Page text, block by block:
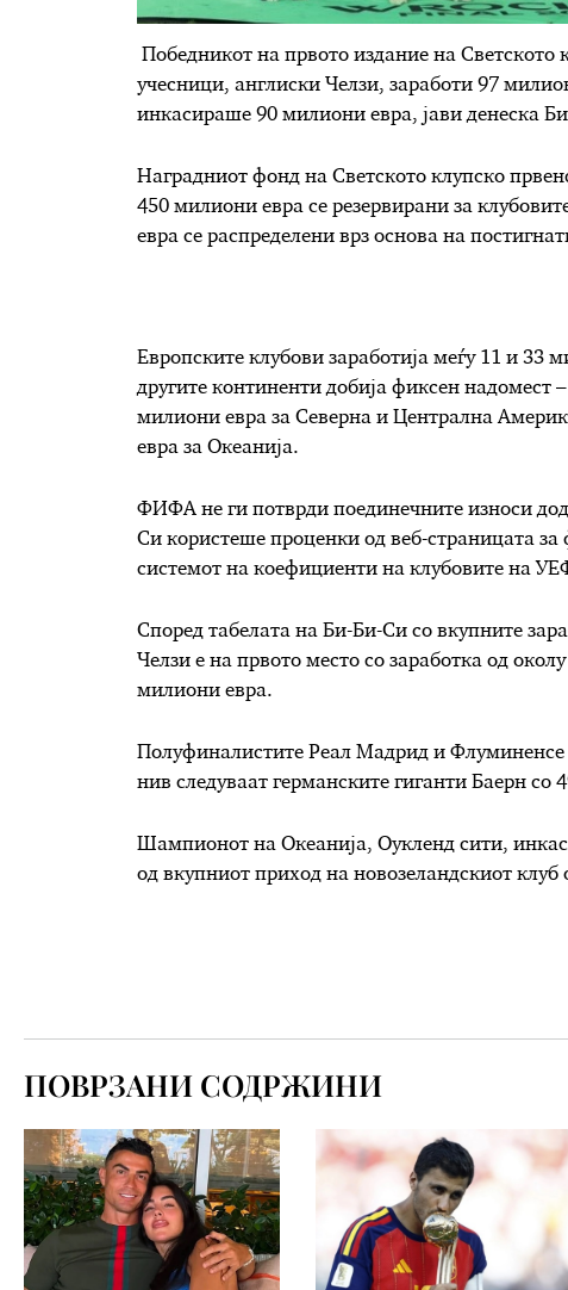
Победникот на првото издание на
учесници, англиски Челзи, заработи 97
инкасираше 90 милиони евра, јави денеска
Наградниот фонд на Светското клупско
450 милиони евра се резервирани за
евра се распределени врз основа на
Европските клубови заработија меѓу 11 и 33
другите континенти добија фиксен
милиони евра за Северна и Централна
евра за Океанија.
ФИФА не ги потврди поединечните износи
Си користеше проценки од веб-страницата
системот на коефициенти на клубовите на
Според табелата на Би-Би-Си со вкупните
Челзи е на првото место со заработка од
милиони евра.
Полуфиналистите Реал Мадрид и Флуминенсе
нив следуваат германските гиганти Баерн
Шампионот на Океанија, Оукленд сити,
од вкупниот приход на новозеландскиот клуб
ПОВРЗАНИ СОДРЖИНИ